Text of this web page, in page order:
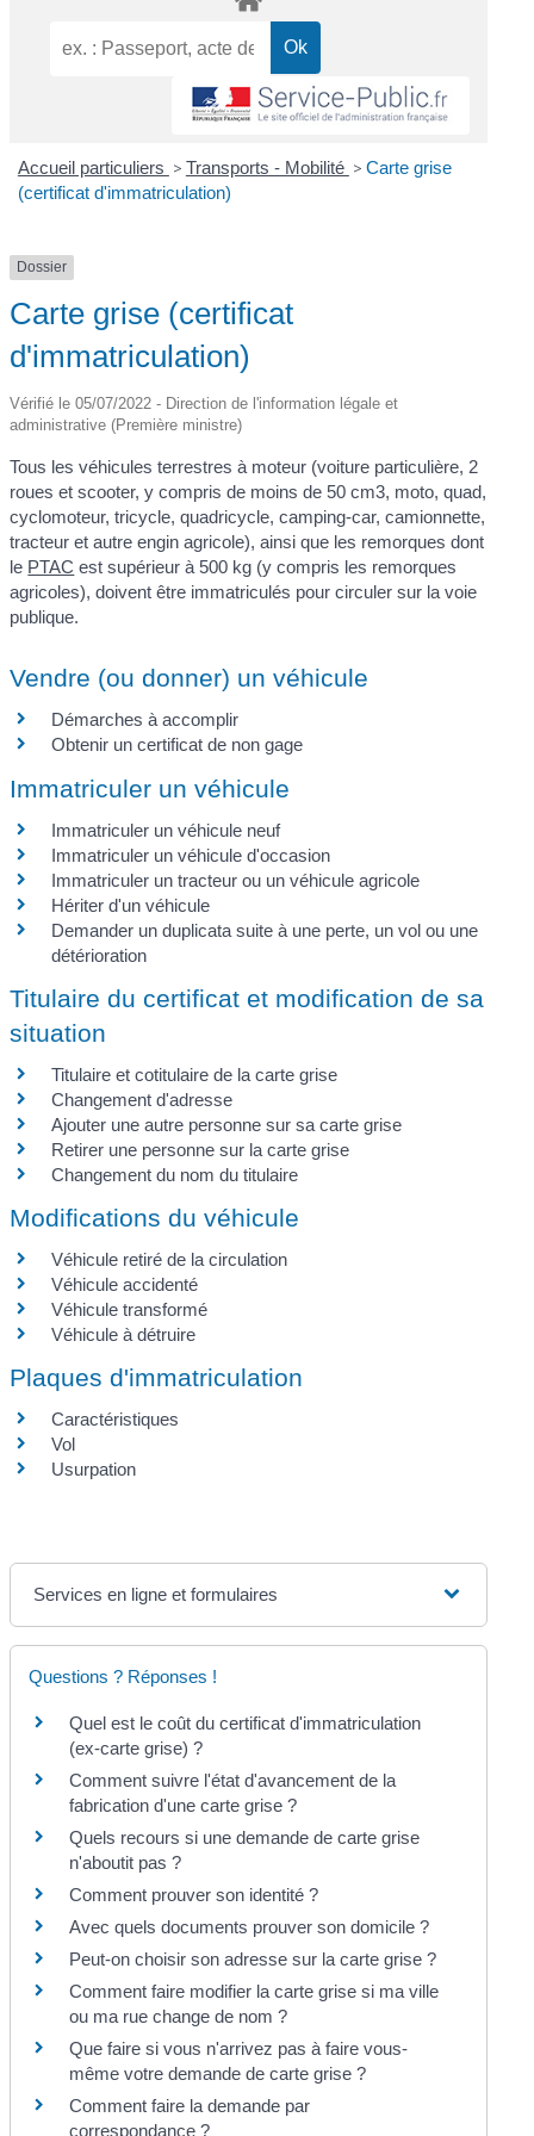
Accueil particuliers > Transports - Mobilité > Carte grise
(certificat d'immatriculation)
Dossier
Carte grise (certificat
d'immatriculation)
Vérifié le 05/07/2022 - Direction de l'information légale et
administrative (Première ministre)
Tous les véhicules terrestres à moteur (voiture particulière, 2
roues et scooter, y compris de moins de 50 cm3, moto, quad,
cyclomoteur, tricycle, quadricycle, camping-car, camionnette,
tracteur et autre engin agricole), ainsi que les remorques dont
le PTAC est supérieur à 500 kg (y compris les remorques
agricoles), doivent être immatriculés pour circuler sur la voie
publique.
Vendre (ou donner) un véhicule
Démarches à accomplir
Obtenir un certificat de non gage
Immatriculer un véhicule
Immatriculer un véhicule neuf
Immatriculer un véhicule d'occasion
Immatriculer un tracteur ou un véhicule agricole
Hériter d'un véhicule
Demander un duplicata suite à une perte, un vol ou une
détérioration
Titulaire du certificat et modification de sa
situation
Titulaire et cotitulaire de la carte grise
Changement d'adresse
Ajouter une autre personne sur sa carte grise
Retirer une personne sur la carte grise
Changement du nom du titulaire
Modifications du véhicule
Véhicule retiré de la circulation
Véhicule accidenté
Véhicule transformé
Véhicule à détruire
Plaques d'immatriculation
Caractéristiques
Vol
Usurpation
Services en ligne et formulaires
Questions ? Réponses !
Quel est le coût du certificat d'immatriculation
(ex-carte grise) ?
Comment suivre l'état d'avancement de la
fabrication d'une carte grise ?
Quels recours si une demande de carte grise
n'aboutit pas ?
Comment prouver son identité ?
Avec quels documents prouver son domicile ?
Peut-on choisir son adresse sur la carte grise ?
Comment faire modifier la carte grise si ma ville
ou ma rue change de nom ?
Que faire si vous n'arrivez pas à faire vous-
même votre demande de carte grise ?
Comment faire la demande par
correspondance ?